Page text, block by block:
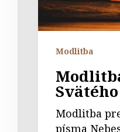
Modlitba
Modlitba
písma